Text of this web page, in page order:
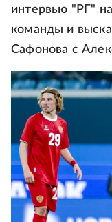
интервью "РГ"
команды и
Сафонова с